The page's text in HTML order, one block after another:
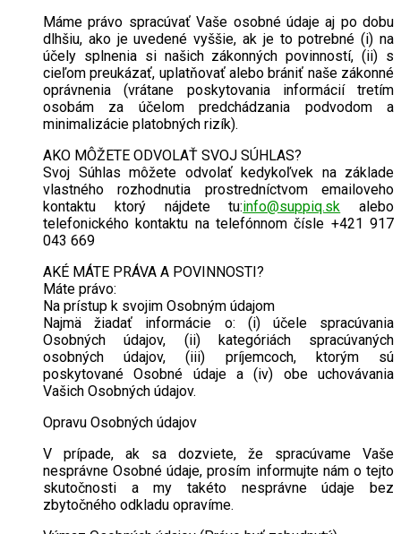
Máme právo spracúvať Vaše osobné údaje aj po dobu
dlhšiu, ako je uvedené vyššie, ak je to potrebné (i) na
účely splnenia si našich zákonných povinností, (ii) s
cieľom preukázať, uplatňovať alebo brániť naše zákonné
oprávnenia (vrátane poskytovania informácií tretím
osobám za účelom predchádzania podvodom a
minimalizácie platobných rizík).
AKO MÔŽETE ODVOLAŤ SVOJ SÚHLAS?
Svoj Súhlas môžete odvolať kedykoľvek na základe
vlastného rozhodnutia prostredníctvom emailoveho
kontaktu ktorý nájdete tu:info@suppiq.sk alebo
telefonického kontaktu na telefónnom čísle +421 917
043 669
AKÉ MÁTE PRÁVA A POVINNOSTI?
Máte právo:
Na prístup k svojim Osobným údajom
Najmä žiadať informácie o: (i) účele spracúvania
Osobných údajov, (ii) kategóriách spracúvaných
osobných údajov, (iii) príjemcoch, ktorým sú
poskytované Osobné údaje a (iv) obe uchovávania
Vašich Osobných údajov.
Opravu Osobných údajov
V prípade, ak sa dozviete, že spracúvame Vaše
nesprávne Osobné údaje, prosím informujte nám o tejto
skutočnosti a my takéto nesprávne údaje bez
zbytočného odkladu opravíme.